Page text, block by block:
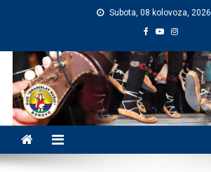
Subota, 08 kolovoza, 2026